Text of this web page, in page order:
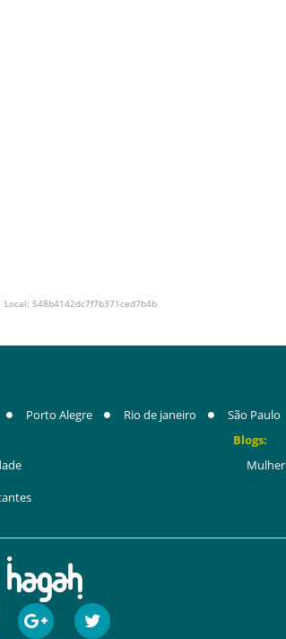
548b4142dc7f7b371ced7b4b
Porto Alegre Rio de janeiro São Paulo
Blogs:
Mulher